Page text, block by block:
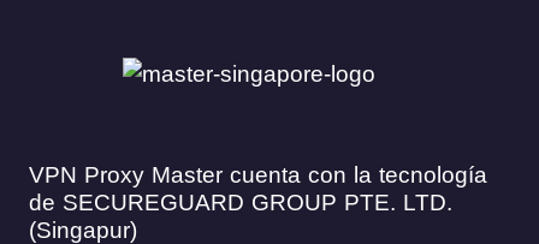
VPN Proxy Master cuenta con la tecnología
de SECUREGUARD GROUP PTE. LTD.
(Singapur)